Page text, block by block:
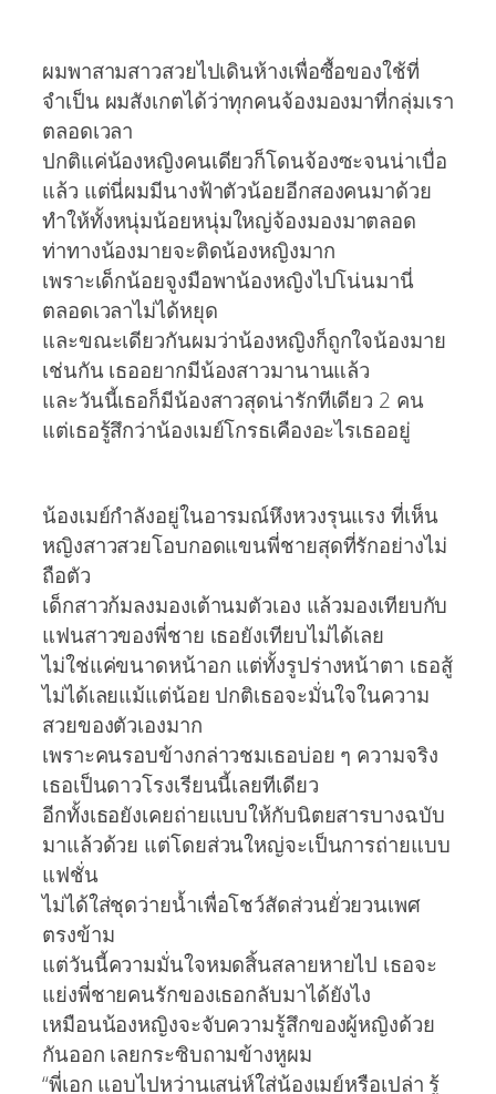
ผมพาสามสาวสวยไปเดินห้างเพื่อซื้อของใช้ที่
จำเป็น ผมสังเกตได้ว่าทุกคนจ้องมองมาที่กลุ่มเรา
ตลอดเวลา
ปกติแค่น้องหญิงคนเดียวก็โดนจ้องซะจนน่าเบื่อ
แล้ว แต่นี่ผมมีนางฟ้าตัวน้อยอีกสองคนมาด้วย
ทำให้ทั้งหนุ่มน้อยหนุ่มใหญ่จ้องมองมาตลอด
ท่าทางน้องมายจะติดน้องหญิงมาก
เพราะเด็กน้อยจูงมือพาน้องหญิงไปโน่นมานี่
ตลอดเวลาไม่ได้หยุด
และขณะเดียวกันผมว่าน้องหญิงก็ถูกใจน้องมาย
เช่นกัน เธออยากมีน้องสาวมานานแล้ว
และวันนี้เธอก็มีน้องสาวสุดน่ารักทีเดียว 2 คน
แต่เธอรู้สึกว่าน้องเมย์โกรธเคืองอะไรเธออยู่
น้องเมย์กำลังอยู่ในอารมณ์หึงหวงรุนแรง ที่เห็น
หญิงสาวสวยโอบกอดแขนพี่ชายสุดที่รักอย่างไม่
ถือตัว
เด็กสาวก้มลงมองเต้านมตัวเอง แล้วมองเทียบกับ
แฟนสาวของพี่ชาย เธอยังเทียบไม่ได้เลย
ไม่ใช่แค่ขนาดหน้าอก แต่ทั้งรูปร่างหน้าตา เธอสู้
ไม่ได้เลยแม้แต่น้อย ปกติเธอจะมั่นใจในความ
สวยของตัวเองมาก
เพราะคนรอบข้างกล่าวชมเธอบ่อย ๆ ความจริง
เธอเป็นดาวโรงเรียนนี้เลยทีเดียว
อีกทั้งเธอยังเคยถ่ายแบบให้กับนิตยสารบางฉบับ
มาแล้วด้วย แต่โดยส่วนใหญ่จะเป็นการถ่ายแบบ
แฟชั่น
ไม่ได้ใส่ชุดว่ายน้ำเพื่อโชว์สัดส่วนยั่วยวนเพศ
ตรงข้าม
แต่วันนี้ความมั่นใจหมดสิ้นสลายหายไป เธอจะ
แย่งพี่ชายคนรักของเธอกลับมาได้ยังไง
เหมือนน้องหญิงจะจับความรู้สึกของผู้หญิงด้วย
กันออก เลยกระซิบถามข้างหูผม
“พี่เอก แอบไปหว่านเสน่ห์ใส่น้องเมย์หรือเปล่า รู้